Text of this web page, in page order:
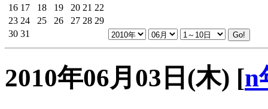
16 17 18 19 20 21 22
23 24 25 26 27 28 29
30 31
2010年06月03日(木) [n